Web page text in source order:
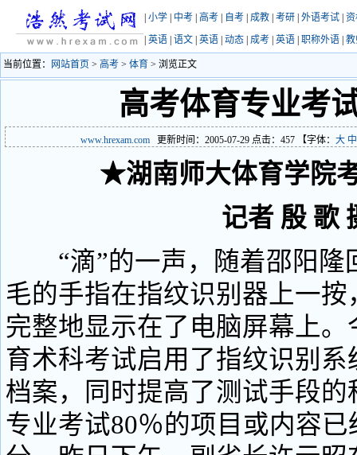
小学 中考 高考 自考 成教 考研 外语考试
英语 语文 英语 动态 成考 英语 职称外语
当前位置： 网站首页 > 高考 > 体育 > 浏览正文
高考体育专业考
www.hrexam.com 更新时间：2005-07-29 点击： 457 【字体： 大 中
★湖南师大体育学院
记者 殷 歌
“滴”的一声，随着邵阳隆
毛的手指在指纹识别器上一
完整地显示在了电脑屏幕上
育术科考试启用了指纹识别
档案，同时提高了测试手段
专业考试80％的项目或内容